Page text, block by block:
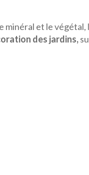
minéral et le végétal,
des jardins,